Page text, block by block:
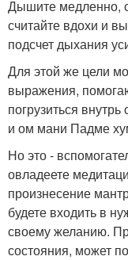
Дышите медленно,
считайте вдохи и
подсчет дыхания
Для этой же цели
выражения,
погрузиться
и ом мани Падме
Но это -
овладеете
произнесение
будете входить в
своему желанию.
состояния, может